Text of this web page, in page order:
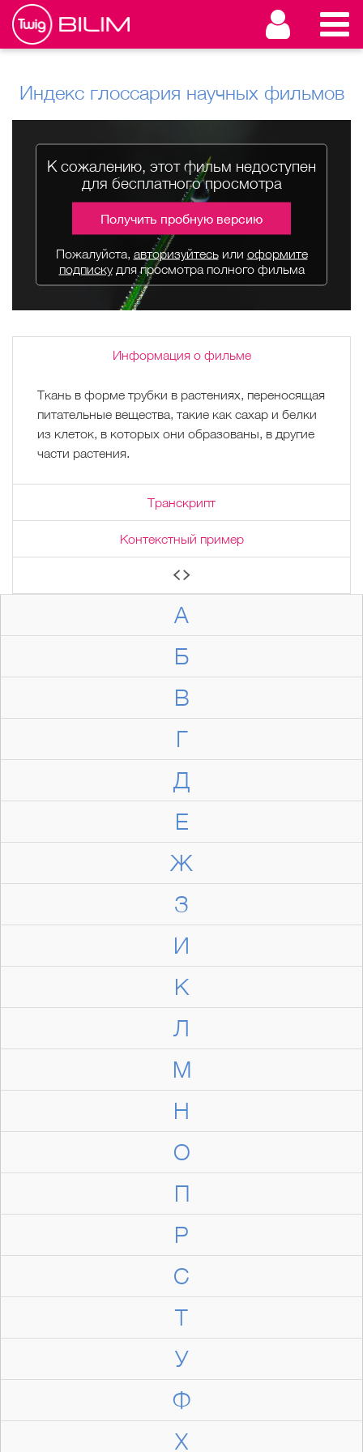
Индекс глоссария научных фильмов
А
Б
В
Г
Д
Е
Ж
З
И
К
Л
М
Н
О
П
Р
С
Т
У
Ф
Х
К сожалению, этот фильм недоступен
для бесплатного просмотра
Получить пробную версию
Пожалуйста, авторизуйтесьили оформите
подпискудля просмотра полного фильма
Информация о фильме
Ткань в форме трубки в растениях, переносящая
питательные вещества, такие как сахар и белки
из клеток, в которых они образованы, в другие
части растения.
Транскрипт
Контекстный пример